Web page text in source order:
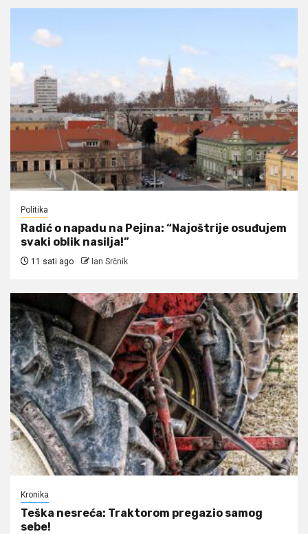
Politika
Radić o napadu na Pejina: “Najoštrije osuđujem
svaki oblik nasilja!”
11 sati ago Ian Srčnik
Kronika
Teška nesreća: Traktorom pregazio samog
sebe!